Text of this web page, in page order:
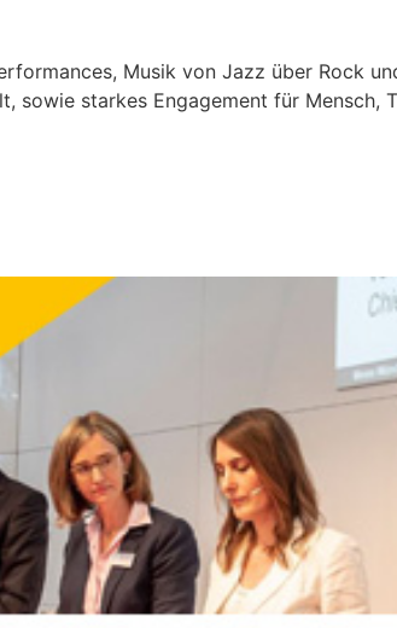
Musik von Jazz über Rock
sowie starkes Engagement für Mensch,